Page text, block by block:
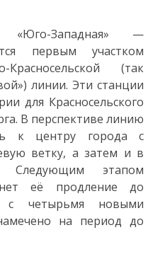
«Юго-Западная» —
первым участком
Красносельской (так
линии. Эти станции
для Красносельского
В перспективе линию
к центру города с
ветку, а затем и в
Следующим этапом
её продление до
с четырьмя новыми
на период до